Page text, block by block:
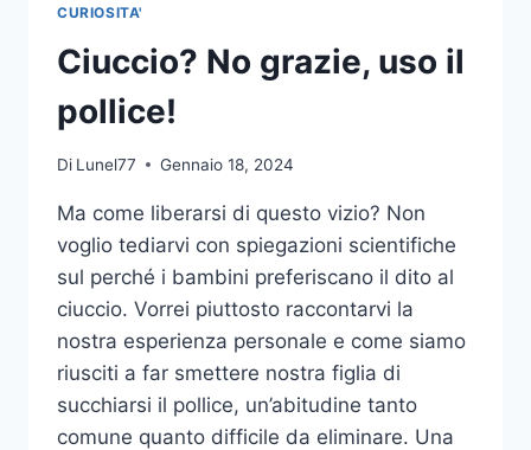
CURIOSITA'
Ciuccio? No grazie, uso il
pollice!
Di Lunel77 Gennaio 18, 2024
Ma come liberarsi di questo vizio? Non
voglio tediarvi con spiegazioni scientifiche
sul perché i bambini preferiscano il dito al
ciuccio. Vorrei piuttosto raccontarvi la
nostra esperienza personale e come siamo
riusciti a far smettere nostra figlia di
succhiarsi il pollice, un’abitudine tanto
comune quanto difficile da eliminare. Una